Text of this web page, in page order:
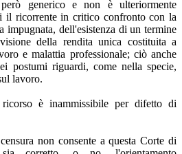
generico e non è ulteriormente
il ricorrente in critico confronto con la
impugnata, dell'esistenza di un termine
della rendita unica costituita a
e malattia professionale; ciò anche
postumi riguardi, come nella specie,
lavoro.
è inammissibile per difetto di
non consente a questa Corte di